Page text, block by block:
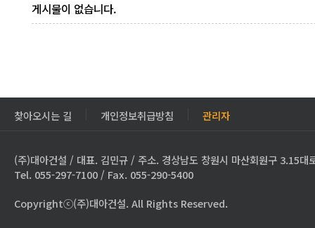
게시물이 없습니다.
찾아오시는 길 개인정보취급방침 관리자
(주)대아건설 / 대표. 김민규 / 주소. 경상남도 창원시 마산회원구 3.15대
Tel. 055-297-7100 / Fax. 055-290-5400
Copyrightⓒ(주)대아건설. All Rights Reserved.